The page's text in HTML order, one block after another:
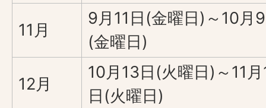
11月
9月11日(金曜日)～10月
(金曜日)
12月
10月13日(火曜日)～11
日(火曜日)